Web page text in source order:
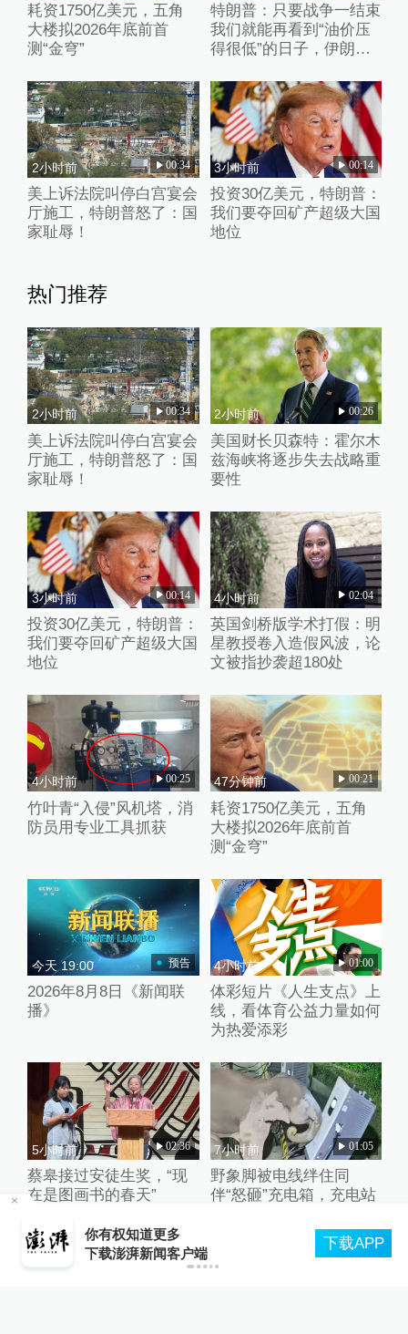
耗资1750亿美元，五角
大楼拟2026年底前首
测“金穹”
特朗普：只要战争一结束
我们就能再看到“油价压
得很低”的日子，伊朗撑
2小时前 00:34
美上诉法院叫停白宫宴会
厅施工，特朗普怒了：国
家耻辱！
3小时前 00:14
投资30亿美元，特朗普：
我们要夺回矿产超级大国
地位
热门推荐
2小时前 00:34
美上诉法院叫停白宫宴会
厅施工，特朗普怒了：国
家耻辱！
2小时前 00:26
美国财长贝森特：霍尔木
兹海峡将逐步失去战略重
要性
3小时前 00:14
投资30亿美元，特朗普：
我们要夺回矿产超级大国
地位
4小时前 02:04
英国剑桥版学术打假：明
星教授卷入造假风波，论
文被指抄袭超180处
4小时前 00:25
竹叶青“入侵”风机塔，消
防员用专业工具抓获
47分钟前 00:21
耗资1750亿美元，五角
大楼拟2026年底前首
测“金穹”
今天 19:00 预告
2026年8月8日《新闻联
播》
4小时前 01:00
体彩短片《人生支点》上
线，看体育公益力量如何
为热爱添彩
5小时前 02:36
蔡皋接过安徒生奖，“现
在是图画书的春天”
7小时前 01:05
野象脚被电线绊住同
伴“怒砸”充电箱，充电站
你有权知道更多
下载澎湃新闻客户端
下载APP